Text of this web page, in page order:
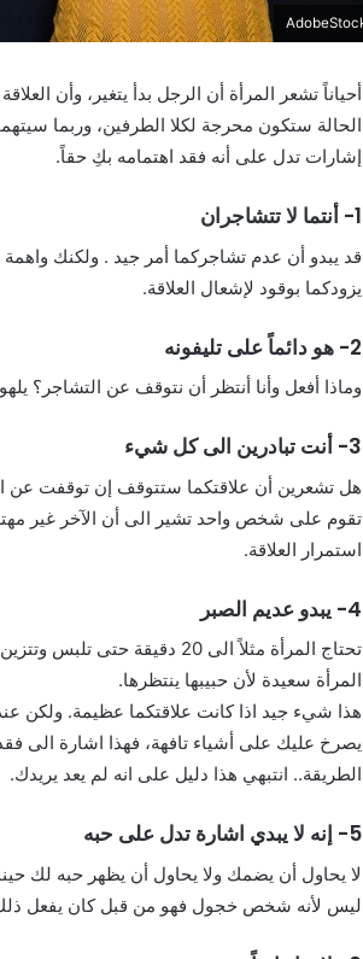
أحياناً تشعر المرأة أن الرجل بدأ يتغير، وأن
إشارات تدل على أنه فقد اهتمامه بكِ حقاً.
1- أنتما لا تتشاجران
قد يبدو أن عدم تشاجركما أمر جيد . ولكنك واهمة
يزودكما بوقود لإشعال العلاقة.
2- هو دائماً على تليفونه
وماذا أفعل وأنا أنتظر أن نتوقف عن التشاجر؟
3- أنت تبادرين الى كل شيء
هل تشعرين أن علاقتكما ستتوقف إن توقفت عن
تقوم على شخص واحد تشير الى أن الآخر غير مهتم
استمرار العلاقة.
4- يبدو عديم الصبر
تحتاج المرأة مثلاً الى 20
المرأة سعيدة لأن حبيبها ينتظرها.
هذا شيء جيد اذا كانت علاقتكما عظيمة. ولكن
يصرخ عليك على أشياء تافهة، فهذا اشارة الى
الطريقة.. انتبهي هذا دليل على انه لم يعد يريدك.
5- إنه لا يبدي اشارة تدل على حبه
لا يحاول أن يضمك ولا يحاول أن يظهر حبه لك
ليس لأنه شخص خجول فهو من قبل كان يفعل